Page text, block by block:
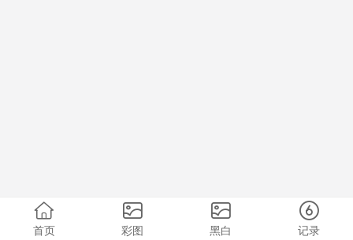
首页 彩图 黑白 记录